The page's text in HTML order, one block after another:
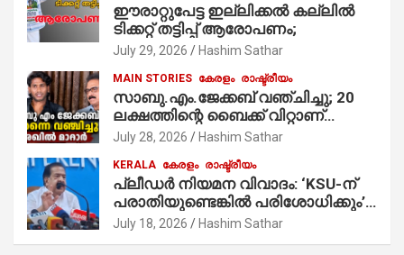
ഈരാറ്റുപേട്ട ഇല്ലിക്കൽ കല്ലിൽ
ടിക്കറ്റ് തട്ടിപ്പ് ആരോപണം;
July 29, 2026 Hashim Sathar
MAIN STORIES കേരളം രാഷ്ട്രീയം
സാബു.എം.ജേക്കബ് വഞ്ചിച്ചു; 20
ലക്ഷത്തിന്റെ ബൈക്ക് വിറ്റാണ്
തൃക്കാക്കരയില്‍ മത്സരിച്ചത്!
മാത്രമാണ് ഉണ്ടായിരുന്നത്;
സാബുവിന്റേത് വ്യക്തിപരമായ
നേട്ടത്തിനുള്ള പാര്‍ട്ടി; ഇപ്പോള്‍
ഫോണ്‍ വിളിച്ചാല്‍ എടുക്കില്ല;
തിരഞ്ഞെടുപ്പിലെ ദുരനുഭവങ്ങള്‍
July 28, 2026 Hashim Sathar
KERALA കേരളം രാഷ്ട്രീയം
പ്ലീഡർ നിയമന വിവാദം: ‘KSU-ന്
പരാതിയുണ്ടെങ്കിൽ പരിശോധിക്കും’;
രമേശ് ചെന്നിത്തല
July 18, 2026 Hashim Sathar